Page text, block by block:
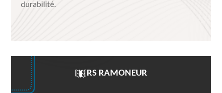
durabilité.
RS RAMONEUR